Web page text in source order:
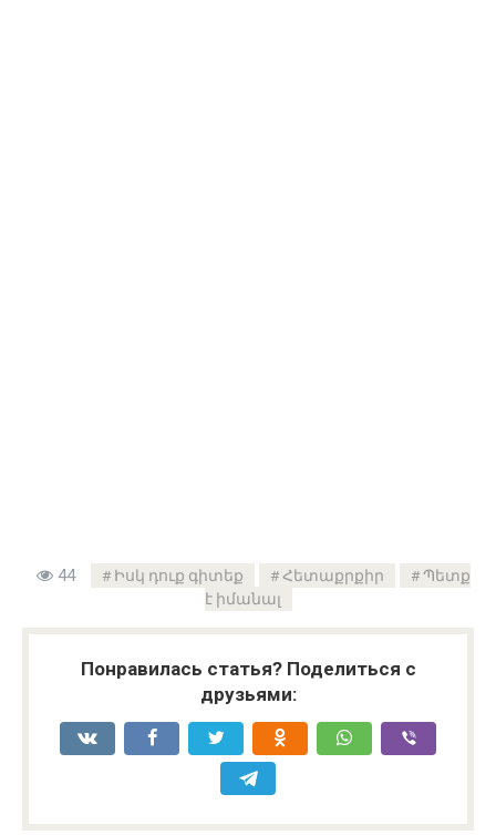
44 Իսկ դուք գիտեք Հետաքրքիր
Պետք
է իմանալ
Понравилась статья? Поделиться с
друзьями: